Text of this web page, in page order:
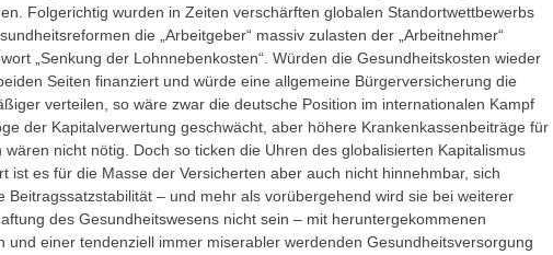
Folgerichtig wurden in Zeiten verschärften globalen Standortwettbewerbs
die „Arbeitgeber“ massiv zulasten der „Arbeitnehmer“
„Senkung der Lohnnebenkosten“. Würden die Gesundheitskosten wieder
Seiten finanziert und würde eine allgemeine Bürgerversicherung die
verteilen, so wäre zwar die deutsche Position im internationalen Kampf
der Kapitalverwertung geschwächt, aber höhere Krankenkassenbeiträge für
wären nicht nötig. Doch so ticken die Uhren des globalisierten Kapitalismus
ist es für die Masse der Versicherten aber auch nicht hinnehmbar, sich
Beitragssatzstabilität – und mehr als vorübergehend wird sie bei weiterer
des Gesundheitswesens nicht sein – mit heruntergekommenen
und einer tendenziell immer miserabler werdenden Gesundheitsversorgung